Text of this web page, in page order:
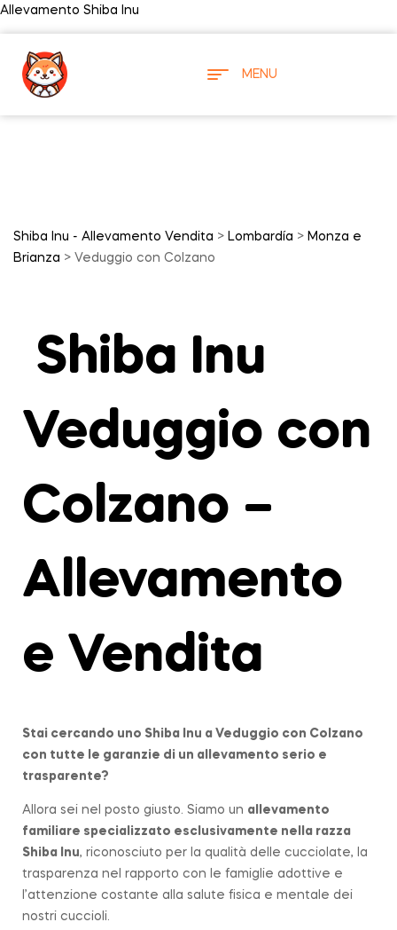
Allevamento Shiba Inu
MENU
Shiba Inu - Allevamento Vendita > Lombardía > Monza e
Brianza > Veduggio con Colzano
Shiba Inu
Veduggio con
Colzano –
Allevamento
e Vendita
Stai cercando uno Shiba Inu a Veduggio con Colzano
con tutte le garanzie di un allevamento serio e
trasparente?
Allora sei nel posto giusto. Siamo un allevamento
familiare specializzato esclusivamente nella razza
Shiba Inu, riconosciuto per la qualità delle cucciolate, la
trasparenza nel rapporto con le famiglie adottive e
l’attenzione costante alla salute fisica e mentale dei
nostri cuccioli.